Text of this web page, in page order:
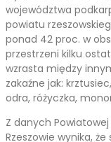
województwa
powiatu
ponad 42 proc. w
przestrzeni kilku
wzrasta między
zakaźne jak:
odra, różyczka,
Z danych
Rzeszowie wynika,